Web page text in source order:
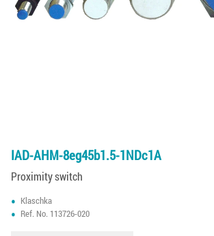
IAD-AHM-8eg45b1.5-1NDc1A
Proximity switch
Klaschka
Ref. No. 113726-020